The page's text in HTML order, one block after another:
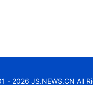
- 2026 JS.NEWS.CN All